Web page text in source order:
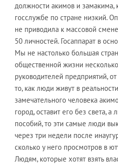
должности акимов и замакима,
госслужбе по стране низкий.
не приводила к массовой
50 личностей. Госаппарат в
Мы не настолько большая
общественной жизни
руководителей предприятий,
то, как люди живут в
замечательного человека
город, оставит его без света, а
пособий, то эти самые люди
через три недели после
сколько у него просмотров в
Людям, которые хотят взять